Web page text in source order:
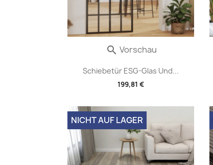
Schiebetür ESG-Glas Und...
199,81 €
 Vorschau
NICHT AUF LAGER